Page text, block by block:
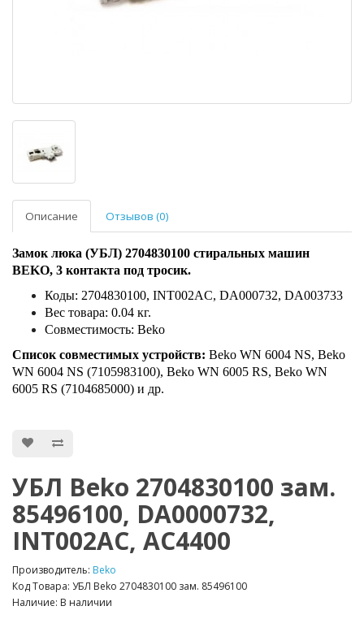
Описание Отзывов (0)
Замок люка (УБЛ) 2704830100 стиральных машин
BEKO, 3 контакта под тросик.
Коды: 2704830100, INT002AC, DA000732, DA003733
Вес товара: 0.04 кг.
Совместимость: Beko
Список совместимых устройств: Beko WN 6004 NS, Beko
WN 6004 NS (7105983100), Beko WN 6005 RS, Beko WN
6005 RS (7104685000) и др.
УБЛ Beko 2704830100 зам.
85496100, DA0000732,
INT002AC, AC4400
Производитель: Beko
Код Товара: УБЛ Beko 2704830100 зам. 85496100
Наличие: В наличии